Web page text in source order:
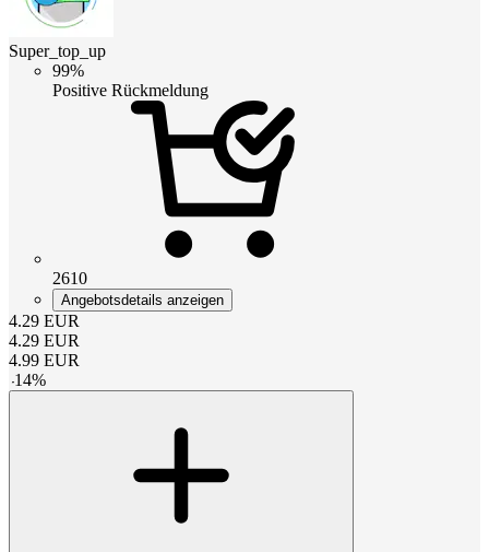
Super_top_up
99%
Positive Rückmeldung
2610
Angebotsdetails anzeigen
4.29 EUR
4.29 EUR
4.99 EUR
-14%